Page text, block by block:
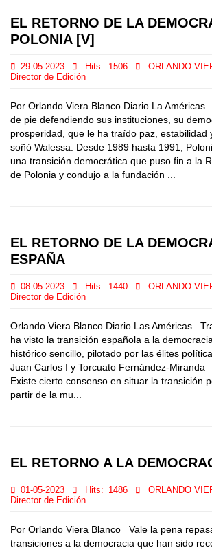
EL RETORNO DE LA
POLONIA [V]
29-05-2023 Hits: 1506
ORLANDO
Director de Edición
Por Orlando Viera Blanco Diario La
de pie defendiendo sus instituciones, su
prosperidad, que le ha traído paz, estabilidad
soñó Walessa. Desde 1989 hasta 1991,
una transición democrática que puso fin a la
de Polonia y condujo a la fundación ...
EL RETORNO DE LA
ESPAÑA
08-05-2023 Hits: 1440
ORLANDO
Director de Edición
Orlando Viera Blanco Diario Las Américas
ha visto la transición española a la
histórico sencillo, pilotado por las élites
Juan Carlos I y Torcuato Fernández-
Existe cierto consenso en situar la transición
partir de la mu...
EL RETORNO A LA
01-05-2023 Hits: 1486
ORLANDO
Director de Edición
Por Orlando Viera Blanco Vale la pena
transiciones a la democracia que han sido